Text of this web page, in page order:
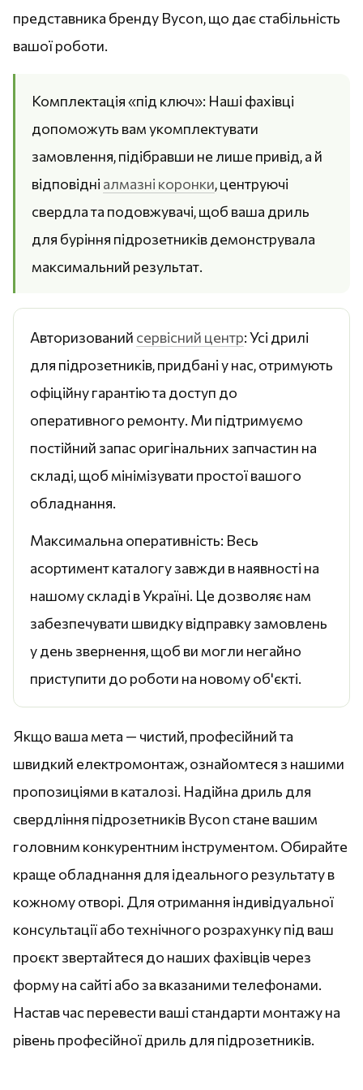
представника бренду Bycon, що дає стабільність
вашої роботи.
Комплектація «під ключ»: Наші фахівці
допоможуть вам укомплектувати
замовлення, підібравши не лише привід, а й
відповідні алмазні коронки, центруючі
свердла та подовжувачі, щоб ваша дриль
для буріння підрозетників демонструвала
максимальний результат.
Авторизований сервісний центр: Усі дрилі
для підрозетників, придбані у нас, отримують
офіційну гарантію та доступ до
оперативного ремонту. Ми підтримуємо
постійний запас оригінальних запчастин на
складі, щоб мінімізувати простої вашого
обладнання.
Максимальна оперативність: Весь
асортимент каталогу завжди в наявності на
нашому складі в Україні. Це дозволяє нам
забезпечувати швидку відправку замовлень
у день звернення, щоб ви могли негайно
приступити до роботи на новому об'єкті.
Якщо ваша мета — чистий, професійний та
швидкий електромонтаж, ознайомтеся з нашими
пропозиціями в каталозі. Надійна дриль для
свердління підрозетників Bycon стане вашим
головним конкурентним інструментом. Обирайте
краще обладнання для ідеального результату в
кожному отворі. Для отримання індивідуальної
консультації або технічного розрахунку під ваш
проєкт звертайтеся до наших фахівців через
форму на сайті або за вказаними телефонами.
Настав час перевести ваші стандарти монтажу на
рівень професійної дриль для підрозетників.